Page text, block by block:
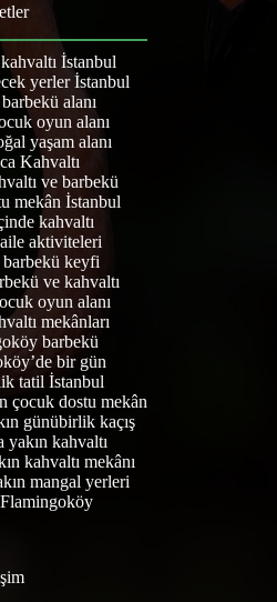
İstanbul
yerler İstanbul
alanı
oyun alanı
yaşam alanı
Kahvaltı
ve barbekü
mekân İstanbul
kahvaltı
aktiviteleri
keyfi
ve kahvaltı
oyun alanı
mekânları
barbekü
bir gün
tatil İstanbul
çocuk dostu mekân
günübirlik kaçış
yakın kahvaltı
kahvaltı mekânı
mangal yerleri